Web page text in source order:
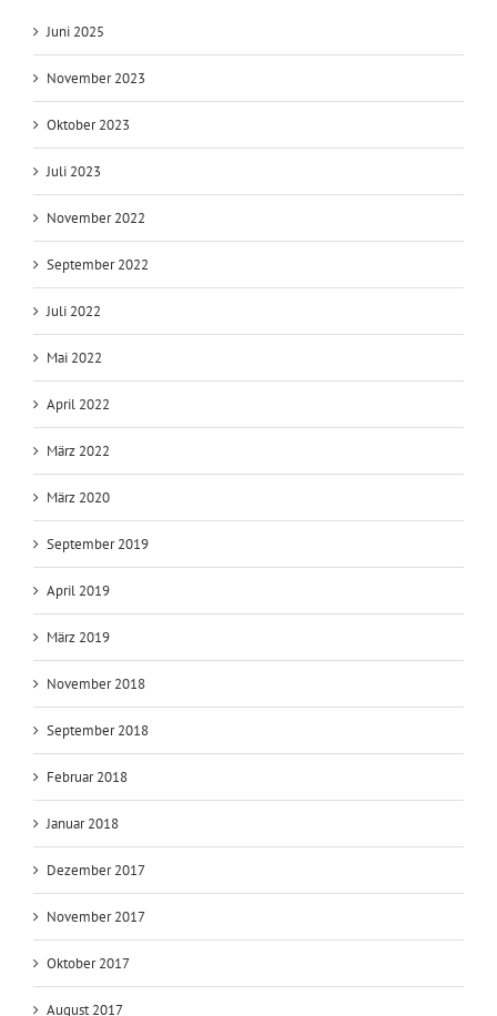
Juni 2025
November 2023
Oktober 2023
Juli 2023
November 2022
September 2022
Juli 2022
Mai 2022
April 2022
März 2022
März 2020
September 2019
April 2019
März 2019
November 2018
September 2018
Februar 2018
Januar 2018
Dezember 2017
November 2017
Oktober 2017
August 2017